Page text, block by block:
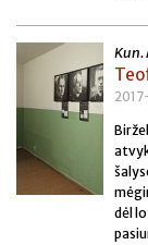
Kun.
dėl